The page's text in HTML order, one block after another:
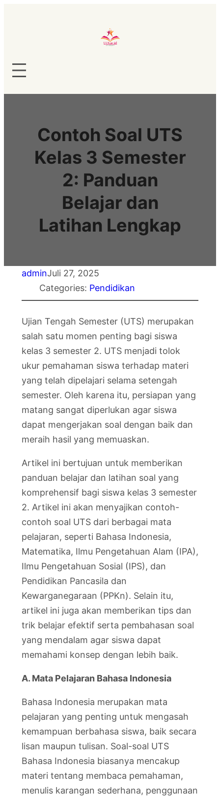
Contoh Soal UTS
Kelas 3 Semester
2: Panduan
Belajar dan
Latihan Lengkap
adminJuli 27, 2025
Categories: Pendidikan
Ujian Tengah Semester (UTS) merupakan
salah satu momen penting bagi siswa
kelas 3 semester 2. UTS menjadi tolok
ukur pemahaman siswa terhadap materi
yang telah dipelajari selama setengah
semester. Oleh karena itu, persiapan yang
matang sangat diperlukan agar siswa
dapat mengerjakan soal dengan baik dan
meraih hasil yang memuaskan.
Artikel ini bertujuan untuk memberikan
panduan belajar dan latihan soal yang
komprehensif bagi siswa kelas 3 semester
2. Artikel ini akan menyajikan contoh-
contoh soal UTS dari berbagai mata
pelajaran, seperti Bahasa Indonesia,
Matematika, Ilmu Pengetahuan Alam (IPA),
Ilmu Pengetahuan Sosial (IPS), dan
Pendidikan Pancasila dan
Kewarganegaraan (PPKn). Selain itu,
artikel ini juga akan memberikan tips dan
trik belajar efektif serta pembahasan soal
yang mendalam agar siswa dapat
memahami konsep dengan lebih baik.
A. Mata Pelajaran Bahasa Indonesia
Bahasa Indonesia merupakan mata
pelajaran yang penting untuk mengasah
kemampuan berbahasa siswa, baik secara
lisan maupun tulisan. Soal-soal UTS
Bahasa Indonesia biasanya mencakup
materi tentang membaca pemahaman,
menulis karangan sederhana, penggunaan